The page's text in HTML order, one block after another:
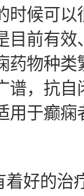
时候可
目前有
药物种
谱，抗
用于癫
好的治